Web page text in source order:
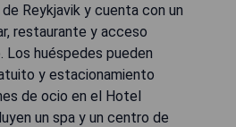
Reykjavik y cuenta con un
restaurante y acceso
Los huéspedes pueden
y estacionamiento
de ocio en el Hotel
un spa y un centro de